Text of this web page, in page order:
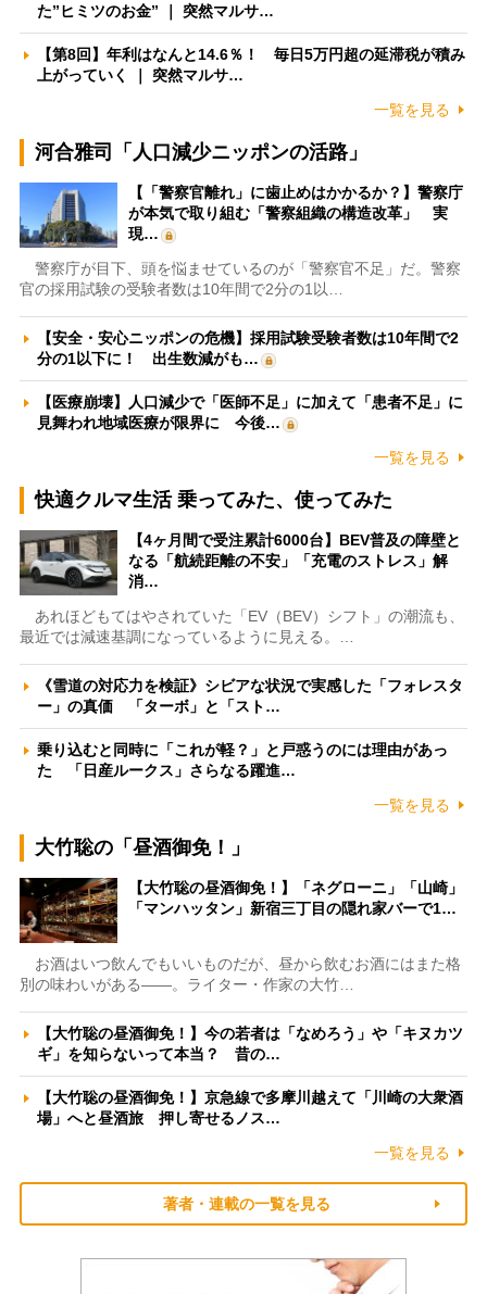
た”ヒミツのお金” ｜ 突然マルサ…
【第8回】年利はなんと14.6％！ 毎日5万円超の延滞税が積み
上がっていく ｜ 突然マルサ…
一覧を見る
河合雅司「人口減少ニッポンの活路」
【「警察官離れ」に歯止めはかかるか？】警察庁
が本気で取り組む「警察組織の構造改革」 実
現…
警察庁が目下、頭を悩ませているのが「警察官不足」だ。警察
官の採用試験の受験者数は10年間で2分の1以…
【安全・安心ニッポンの危機】採用試験受験者数は10年間で2
分の1以下に！ 出生数減がも…
【医療崩壊】人口減少で「医師不足」に加えて「患者不足」に
見舞われ地域医療が限界に 今後…
一覧を見る
快適クルマ生活 乗ってみた、使ってみた
【4ヶ月間で受注累計6000台】BEV普及の障壁と
なる「航続距離の不安」「充電のストレス」解
消…
あれほどもてはやされていた「EV（BEV）シフト」の潮流も、
最近では減速基調になっているように見える。…
《雪道の対応力を検証》シビアな状況で実感した「フォレスタ
ー」の真価 「ターボ」と「スト…
乗り込むと同時に「これが軽？」と戸惑うのには理由があっ
た 「日産ルークス」さらなる躍進…
一覧を見る
大竹聡の「昼酒御免！」
【大竹聡の昼酒御免！】「ネグローニ」「山崎」
「マンハッタン」新宿三丁目の隠れ家バーで1…
お酒はいつ飲んでもいいものだが、昼から飲むお酒にはまた格
別の味わいがある――。ライター・作家の大竹…
【大竹聡の昼酒御免！】今の若者は「なめろう」や「キヌカツ
ギ」を知らないって本当？ 昔の…
【大竹聡の昼酒御免！】京急線で多摩川越えて「川崎の大衆酒
場」へと昼酒旅 押し寄せるノス…
一覧を見る
著者・連載の一覧を見る